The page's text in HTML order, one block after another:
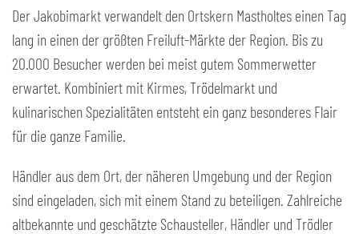
Der Jakobimarkt verwandelt den Ortskern Mastholtes einen Tag
lang in einen der größten Freiluft-Märkte der Region. Bis zu
20.000 Besucher werden bei meist gutem Sommerwetter
erwartet. Kombiniert mit Kirmes, Trödelmarkt und
kulinarischen Spezialitäten entsteht ein ganz besonderes Flair
für die ganze Familie.
Händler aus dem Ort, der näheren Umgebung und der Region
sind eingeladen, sich mit einem Stand zu beteiligen. Zahlreiche
altbekannte und geschätzte Schausteller, Händler und Trödler